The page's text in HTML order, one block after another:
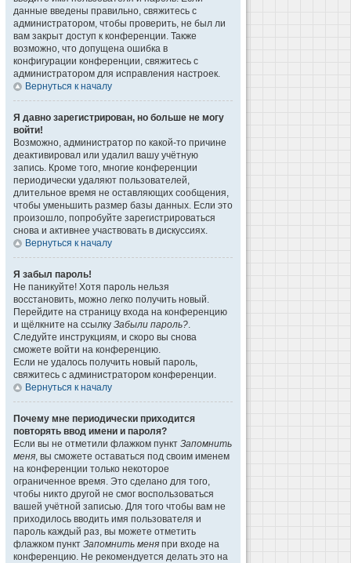
данные введены правильно, свяжитесь с
администратором, чтобы проверить, не был ли
вам закрыт доступ к конференции. Также
возможно, что допущена ошибка в
конфигурации конференции, свяжитесь с
администратором для исправления настроек.
Вернуться к началу
Я давно зарегистрирован, но больше не могу
войти!
Возможно, администратор по какой-то причине
деактивировал или удалил вашу учётную
запись. Кроме того, многие конференции
периодически удаляют пользователей,
длительное время не оставляющих сообщения,
чтобы уменьшить размер базы данных. Если это
произошло, попробуйте зарегистрироваться
снова и активнее участвовать в дискуссиях.
Вернуться к началу
Я забыл пароль!
Не паникуйте! Хотя пароль нельзя
восстановить, можно легко получить новый.
Перейдите на страницу входа на конференцию
и щёлкните на ссылку Забыли пароль?.
Следуйте инструкциям, и скоро вы снова
сможете войти на конференцию.
Если не удалось получить новый пароль,
свяжитесь с администратором конференции.
Вернуться к началу
Почему мне периодически приходится
повторять ввод имени и пароля?
Если вы не отметили флажком пункт Запомнить
меня, вы сможете оставаться под своим именем
на конференции только некоторое
ограниченное время. Это сделано для того,
чтобы никто другой не смог воспользоваться
вашей учётной записью. Для того чтобы вам не
приходилось вводить имя пользователя и
пароль каждый раз, вы можете отметить
флажком пункт Запомнить меня при входе на
конференцию. Не рекомендуется делать это на